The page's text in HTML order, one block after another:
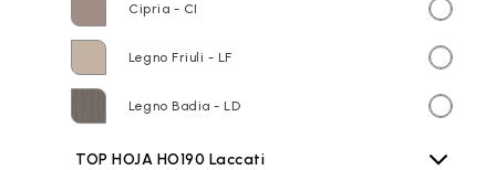
Cipria - CI
Legno Friuli - LF
Legno Badia - LD
TOP HOJA HO190 Laccati